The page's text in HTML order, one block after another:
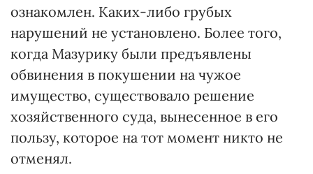
ознакомлен. Каких-либо грубых
нарушений не установлено. Более того,
когда Мазурику были предъявлены
обвинения в покушении на чужое
имущество, существовало решение
хозяйственного суда, вынесенное в его
пользу, которое на тот момент никто не
отменял.